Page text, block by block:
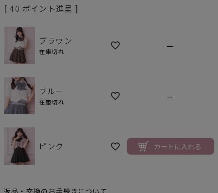
[ 40 ポイント進呈 ]
ブラウン
在庫切れ
—
ブルー
在庫切れ
—
ピンク カートに入れる
返品・交換のお手続きについて